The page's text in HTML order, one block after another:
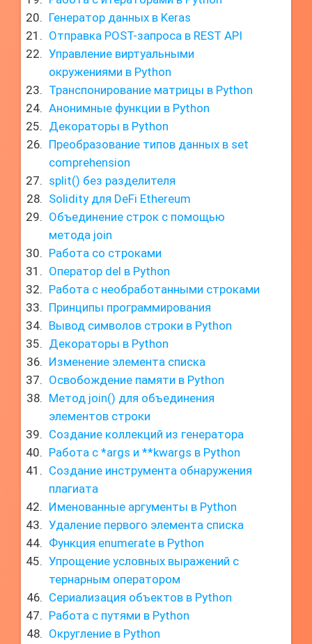
Генератор данных в Keras
Отправка POST-запроса в REST API
Управление виртуальными
окружениями в Python
Транспонирование матрицы в Python
Анонимные функции в Python
Декораторы в Python
Преобразование типов данных в set
comprehension
split() без разделителя
Solidity для DeFi Ethereum
Объединение строк с помощью
метода join
Работа со строками
Оператор del в Python
Работа с необработанными строками
Принципы программирования
Вывод символов строки в Python
Декораторы в Python
Изменение элемента списка
Освобождение памяти в Python
Метод join() для объединения
элементов строки
Создание коллекций из генератора
Работа с *args и **kwargs в Python
Создание инструмента обнаружения
плагиата
Именованные аргументы в Python
Удаление первого элемента списка
Функция enumerate в Python
Упрощение условных выражений с
тернарным оператором
Сериализация объектов в Python
Работа с путями в Python
Округление в Python